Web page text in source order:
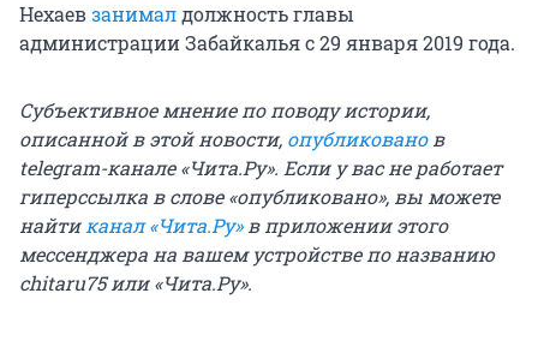
Нехаевзанималдолжность главы
администрации Забайкалья с 29 января 2019 года.
Субъективное мнение по поводу истории,
описанной в этой новости, опубликованов
telegram-канале «Чита.Ру». Если у вас не работает
гиперссылка в слове «опубликовано», вы можете
найти канал «Чита.Ру»в приложении этого
мессенджера на вашем устройстве по названию
chitaru75 или «Чита.Ру».